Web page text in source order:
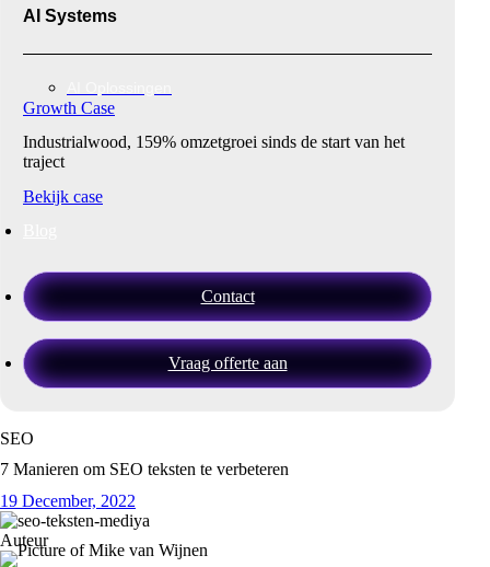
AI Systems
Growth Case
Industrialwood, 159% omzetgroei sinds de start van het
traject
Bekijk case
Contact
Vraag offerte aan
SEO
7 Manieren om SEO teksten te verbeteren
19 December, 2022
Auteur